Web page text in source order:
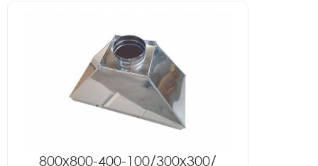
800x800-400-100/300x300/